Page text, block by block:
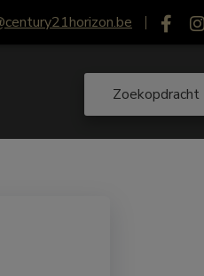
Zoekopdracht